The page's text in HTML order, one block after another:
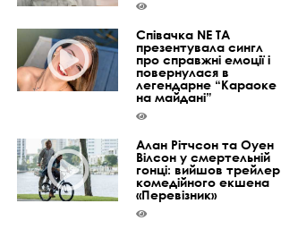
Співачка NE TA
презентувала сингл
про справжні емоції і
повернулася в
легендарне “Караоке
на майдані”
Алан Рітчсон та Оуен
Вілсон у смертельній
гонці: вийшов трейлер
комедійного екшена
«Перевізник»